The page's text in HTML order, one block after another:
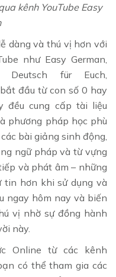
kênh YouTube Easy
dàng và thú vị hơn với
như Easy German,
für Euch,
đầu từ con số 0 hay
đều cung cấp tài liệu
phương pháp học phù
bài giảng sinh động,
ngữ pháp và từ vựng
và phát âm – những
tin hơn khi sử dụng và
ngay hôm nay và biến
vị nhờ sự đồng hành
này.
Online từ các kênh
có thể tham gia các